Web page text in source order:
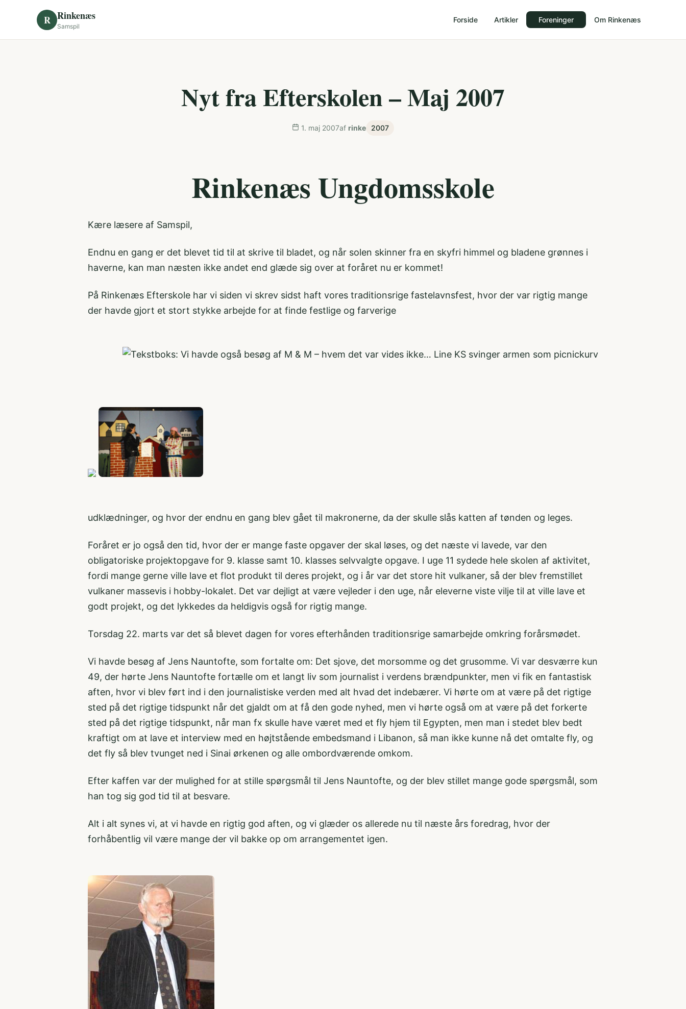
R Rinkenæs
Samspil
Forside Artikler Foreninger Om Rinkenæs
Nyt fra Efterskolen – Maj 2007
1. maj 2007af rinke 2007
Rinkenæs Ungdomsskole
Kære læsere af Samspil,
Endnu en gang er det blevet tid til at skrive til bladet, og når solen skinner fra en skyfri himmel og bladene grønnes i
haverne, kan man næsten ikke andet end glæde sig over at foråret nu er kommet!
På Rinkenæs Efterskole har vi siden vi skrev sidst haft vores traditionsrige fastelavnsfest, hvor der var rigtig mange
der havde gjort et stort stykke arbejde for at finde festlige og farverige
udklædninger, og hvor der endnu en gang blev gået til makronerne, da der skulle slås katten af tønden og leges.
Foråret er jo også den tid, hvor der er mange faste opgaver der skal løses, og det næste vi lavede, var den
obligatoriske projektopgave for 9. klasse samt 10. klasses selvvalgte opgave. I uge 11 sydede hele skolen af aktivitet,
fordi mange gerne ville lave et flot produkt til deres projekt, og i år var det store hit vulkaner, så der blev fremstillet
vulkaner massevis i hobby-lokalet. Det var dejligt at være vejleder i den uge, når eleverne viste vilje til at ville lave et
godt projekt, og det lykkedes da heldigvis også for rigtig mange.
Torsdag 22. marts var det så blevet dagen for vores efterhånden traditionsrige samarbejde omkring forårsmødet.
Vi havde besøg af Jens Nauntofte, som fortalte om: Det sjove, det morsomme og det grusomme. Vi var desværre kun
49, der hørte Jens Nauntofte fortælle om et langt liv som journalist i verdens brændpunkter, men vi fik en fantastisk
aften, hvor vi blev ført ind i den journalistiske verden med alt hvad det indebærer. Vi hørte om at være på det rigtige
sted på det rigtige tidspunkt når det gjaldt om at få den gode nyhed, men vi hørte også om at være på det forkerte
sted på det rigtige tidspunkt, når man fx skulle have været med et fly hjem til Egypten, men man i stedet blev bedt
kraftigt om at lave et interview med en højtstående embedsmand i Libanon, så man ikke kunne nå det omtalte fly, og
det fly så blev tvunget ned i Sinai ørkenen og alle ombordværende omkom.
Efter kaffen var der mulighed for at stille spørgsmål til Jens Nauntofte, og der blev stillet mange gode spørgsmål, som
han tog sig god tid til at besvare.
Alt i alt synes vi, at vi havde en rigtig god aften, og vi glæder os allerede nu til næste års foredrag, hvor der
forhåbentlig vil være mange der vil bakke op om arrangementet igen.